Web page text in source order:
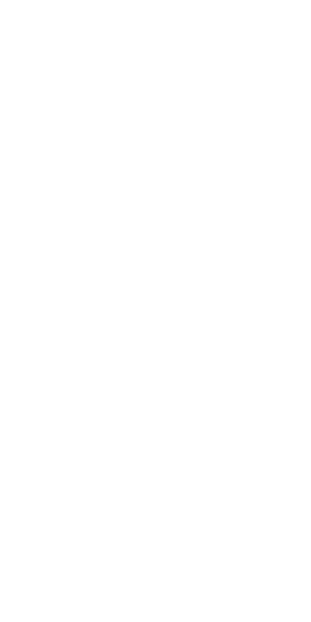
Mis ojos la recorren sin poder creer lo que
gorda, tiene donde uno puede agarrar y la
comprender leyendo sus carnosos labios, me
en su puesto y comienza a buscar algo
dejan de mirarse los unos a los otros. Siento
entrega una bolsa blanca de papel y ella sale del
me mira extrañado mientras lo frunzo mi ceño